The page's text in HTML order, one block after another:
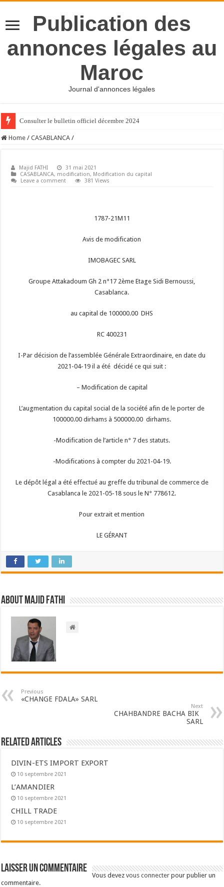
Publication des
annonces légales au
Maroc
Journal d'annonces légales
Consulter le bulletin officiel décembre 2024
Home / CASABLANCA /
Majid FATHI
31 mai 2021
CASABLANCA, modification, Modification du capital
Leave a comment
381 Views
1787-21M11
Avis de modification
IMOBAGEC SARL
Groupe Attakadoum Gh 2 n°17 2ème Etage Sidi Bernoussi,
Casablanca.
au capital de 100000.00 DHS
RC 400231
I-Par décision de l’assemblée Générale Extraordinaire, en date du
2021-04-19 il a été décidé ce qui suit :
– Modification de capital
L’augmentation du capital social de la société afin de le porter de
100000.00 dirhams à 500000.00 dirhams.
-Modification de l’article n° 7 des statuts.
-Modifications à compter du 2021-04-19.
Le dépôt légal a été effectué au greffe du tribunal de commerce de
Casablanca le 2021-05-18 sous le N° 778612.
Pour extrait et mention
LE GÉRANT
About Majid FATHI
Previous
«CHANGE FDALA» SARL
Next
CHAHBANDRE BACHA BIK
SARL
Related Articles
DIVIN-ETS IMPORT EXPORT
10 septembre 2021
L’AMANDIER
10 septembre 2021
CHILL TRADE
10 septembre 2021
Laisser un commentaire
Vous devezvous connecter pour publier un
commentaire.